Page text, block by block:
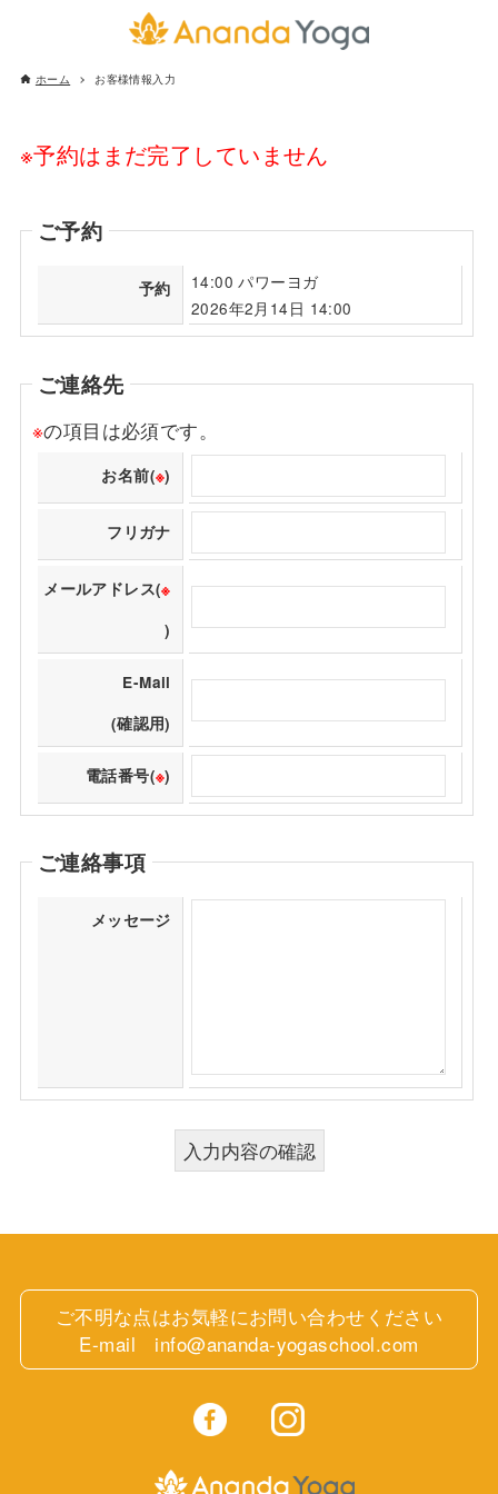
ホーム お客様情報入力
※予約はまだ完了していません
ご予約
予約
14:00 パワーヨガ
2026年2月14日 14:00
ご連絡先
※の項目は必須です。
お名前(※)
フリガナ
メールアドレス(※
)
E-Mail
(確認用)
電話番号(※)
ご連絡事項
メッセージ
入力内容の確認
ご不明な点はお気軽にお問い合わせください
E-mail info@ananda-yogaschool.com